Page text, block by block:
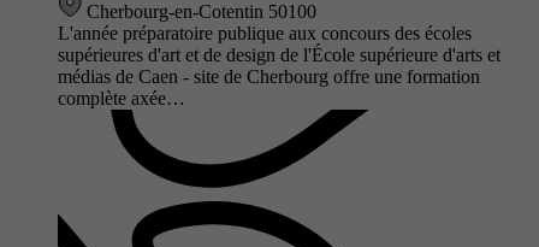
Cherbourg-en-Cotentin 50100
L'année préparatoire publique aux concours des écoles
supérieures d'art et de design de l'École supérieure d'arts et
médias de Caen - site de Cherbourg offre une formation
complète axée…